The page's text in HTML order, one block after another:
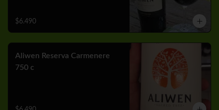
$6.490
Aliwen Reserva Carmenere
750 c